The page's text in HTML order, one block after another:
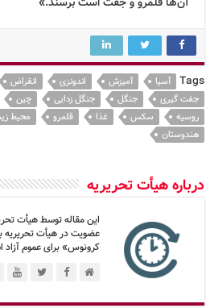
Tags آسیا آمیزش اندونزی انقراض
جفت گیری
جنگل جنگل زدایی چین
روسیه
سکس غذا قلمرو محیط
هندوستان
درباره هیأت تحریریه
این مقاله توسط هیأت
عضویت در هیأت تحریریه
کرونوس» برای عموم